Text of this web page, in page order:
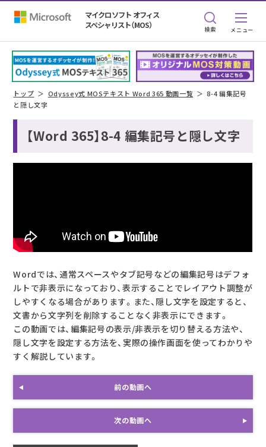
マイクロソフト オフィス
スペシャリスト（MOS）
検索
トップ Odyssey式 MOSテキスト Word 365 動画一覧
8-4 編集記号
と隠し文字
【Word 365】8-4 編集記号と隠し文字
Wordでは、通常スペースやタブ記号などの編集記号はデフォ
ルトで非表示になっており、表示することでレイアウト調整が
しやすくなる場合があります。また、隠し文字を設定すると、
文書から文字列を削除することなく非表示にできます。
この動画では、編集記号の表示/非表示を切り替える方法や、
隠し文字を設定する方法を、実際の操作画面を使ってわかりや
すく解説しています。
前の動画へ
次の動画へ